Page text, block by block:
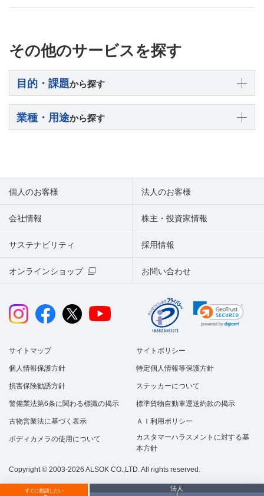
その他のサービスを探す
目的・課題から探す
業種・用途から探す
すぐに相談したい 法人
個人のお客様 法人のお客様
会社情報 株主・投資家情報
サステナビリティ
オンラインショップ お問い合わせ
採用情報
サイトマップ サイトポリシー
個人情報保護方針 特定個人情報等保護方針
損害保険勧誘方針 ステッカーについて
警備業法第6条に関わる標識の掲示 標準貨物自動車運送約款の掲示
古物営業法に基づく表示 ＡＩ利用ポリシー
ボディカメラの使用について
カスタマーハラスメントに対する基
本方針
Copyright © 2003-2026 ALSOK CO.,LTD. All rights reserved.